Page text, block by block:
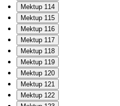
Mektup 114
Mektup 115
Mektup 116
Mektup 117
Mektup 118
Mektup 119
Mektup 120
Mektup 121
Mektup 122